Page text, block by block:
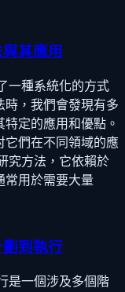
其應用
一種系統化的方式
時，我們會發現有多
定的應用和優點。
它們在不同領域的應
究方法，它依賴於
常用於需要大量
到執行
是一個涉及多個階